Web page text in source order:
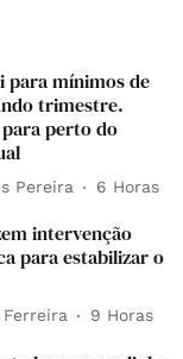
para mínimos de
trimestre.
perto do
Pereira 6 Horas
intervenção
para estabilizar o
Ferreira 9 Horas